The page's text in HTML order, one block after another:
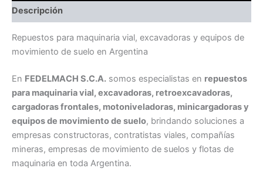
Descripción
Repuestos para maquinaria vial, excavadoras y equipos de
movimiento de suelo en Argentina
En FEDELMACH S.C.A. somos especialistas en repuestos
para maquinaria vial, excavadoras, retroexcavadoras,
cargadoras frontales, motoniveladoras, minicargadoras y
equipos de movimiento de suelo, brindando soluciones a
empresas constructoras, contratistas viales, compañías
mineras, empresas de movimiento de suelos y flotas de
maquinaria en toda Argentina.